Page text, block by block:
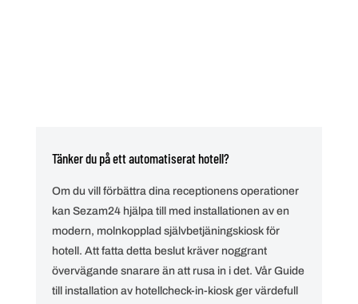
Tänker du på ett automatiserat hotell?
Om du vill förbättra dina receptionens operationer
kan Sezam24 hjälpa till med installationen av en
modern, molnkopplad självbetjäningskiosk för
hotell. Att fatta detta beslut kräver noggrant
övervägande snarare än att rusa in i det. Vår Guide
till installation av hotellcheck-in-kiosk ger värdefull